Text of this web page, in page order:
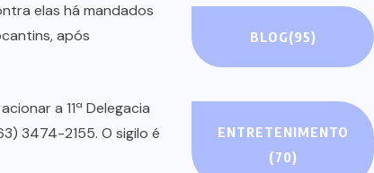
elas há mandados
após
a 11ª Delegacia
3474-2155. O sigilo é
BLOG(95)
ENTRETENIMENTO
(70)